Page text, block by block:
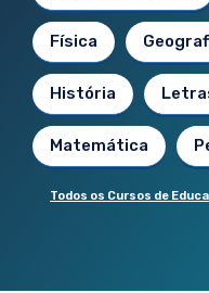
Física
História
Matemática
Todos os Cursos de